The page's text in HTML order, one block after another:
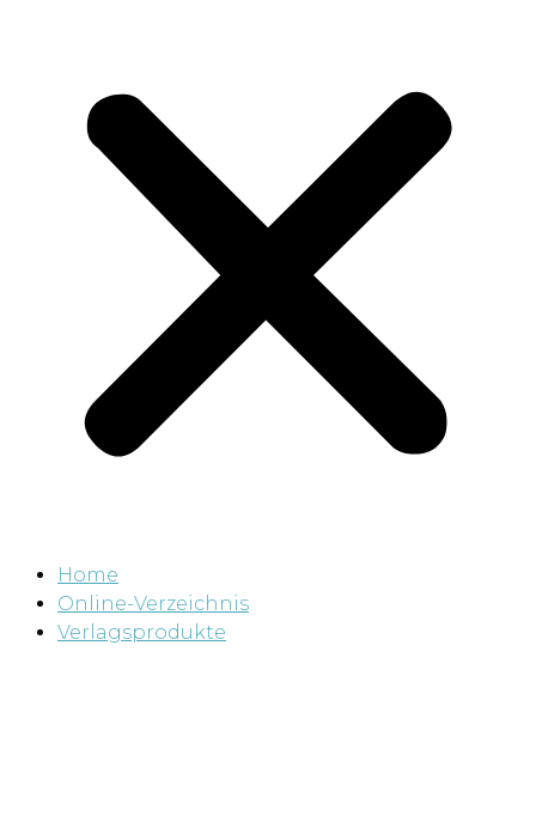
Home
Online-Verzeichnis
Verlagsprodukte